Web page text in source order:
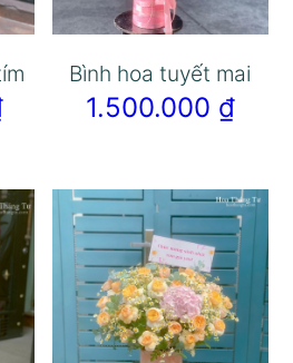
Bình hoa tuyết mai
1.500.000 ₫